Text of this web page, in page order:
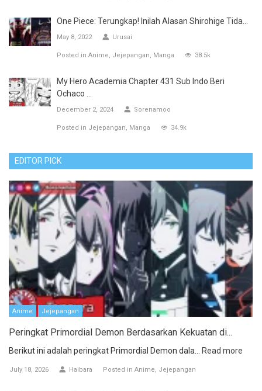
One Piece: Terungkap! Inilah Alasan Shirohige Tida...
May 8, 2022 Urusai
Posted in Anime Jejepangan Manga 38.5k
My Hero Academia Chapter 431 Sub Indo Beri
Ochaco ...
December 2, 2024 Sorenamoo
Posted in Jejepangan Manga 34.9k
EDITOR PICK
Anime Jejepangan
Peringkat Primordial Demon Berdasarkan Kekuatan di...
Berikut ini adalah peringkat Primordial Demon dala... Read more
July 18, 2026 Haibara Posted in Anime Jejepangan